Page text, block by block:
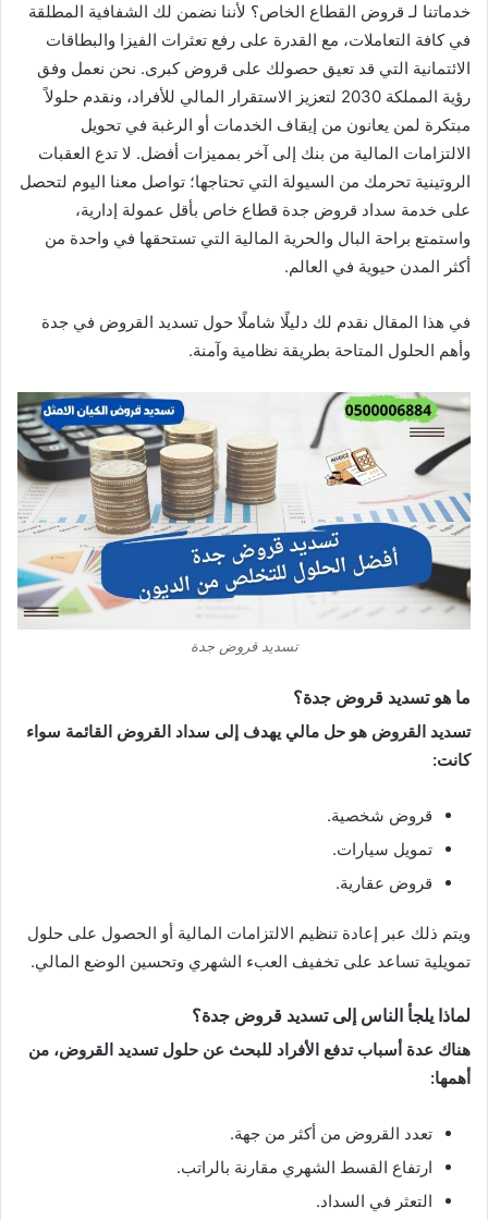
خدماتنا لـ قروض القطاع الخاص؟ لأننا نضمن لك الشفافية المطلقة
في كافة التعاملات، مع القدرة على رفع تعثرات الفيزا والبطاقات
الائتمانية التي قد تعيق حصولك على قروض كبرى. نحن نعمل وفق
رؤية المملكة 2030 لتعزيز الاستقرار المالي للأفراد، ونقدم حلولاً
مبتكرة لمن يعانون من إيقاف الخدمات أو الرغبة في تحويل
الالتزامات المالية من بنك إلى آخر بمميزات أفضل. لا تدع العقبات
الروتينية تحرمك من السيولة التي تحتاجها؛ تواصل معنا اليوم لتحصل
على خدمة سداد قروض جدة قطاع خاص بأقل عمولة إدارية،
واستمتع براحة البال والحرية المالية التي تستحقها في واحدة من
أكثر المدن حيوية في العالم.
في هذا المقال نقدم لك دليلًا شاملًا حول تسديد القروض في جدة
وأهم الحلول المتاحة بطريقة نظامية وآمنة.
تسديد قروض جدة
ما هو تسديد قروض جدة؟
تسديد القروض هو حل مالي يهدف إلى سداد القروض القائمة سواء
كانت:
قروض شخصية.
تمويل سيارات.
قروض عقارية.
ويتم ذلك عبر إعادة تنظيم الالتزامات المالية أو الحصول على حلول
تمويلية تساعد على تخفيف العبء الشهري وتحسين الوضع المالي.
لماذا يلجأ الناس إلى تسديد قروض جدة؟
هناك عدة أسباب تدفع الأفراد للبحث عن حلول تسديد القروض، من
أهمها:
تعدد القروض من أكثر من جهة.
ارتفاع القسط الشهري مقارنة بالراتب.
التعثر في السداد.